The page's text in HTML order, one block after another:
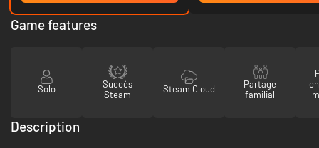
Game features
Solo
Succès
Steam
Steam Cloud
Partage
familial
Description